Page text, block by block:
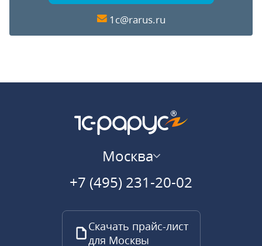
1c@rarus.ru
Москва
+7 (495) 231-20-02
Скачать прайс-лист
для Москвы